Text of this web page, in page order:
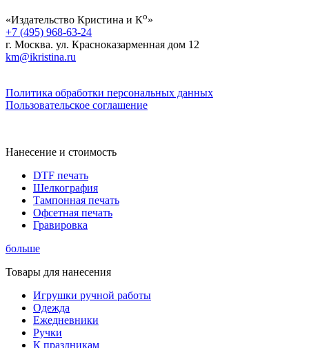
«Издательство Кристина и Ко»
+7 (495) 968-63-24
г. Москва. ул. Красноказарменная дом 12
km@ikristina.ru
Политика обработки персональных данных
Пользовательское соглашение
Нанесение и стоимость
DTF печать
Шелкография
Тампонная печать
Офсетная печать
Гравировка
больше
Товары для нанесения
Игрушки ручной работы
Одежда
Ежедневники
Ручки
К праздникам